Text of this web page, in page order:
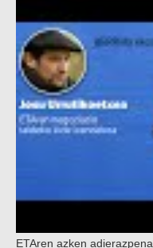
ETAren azken adierazpena